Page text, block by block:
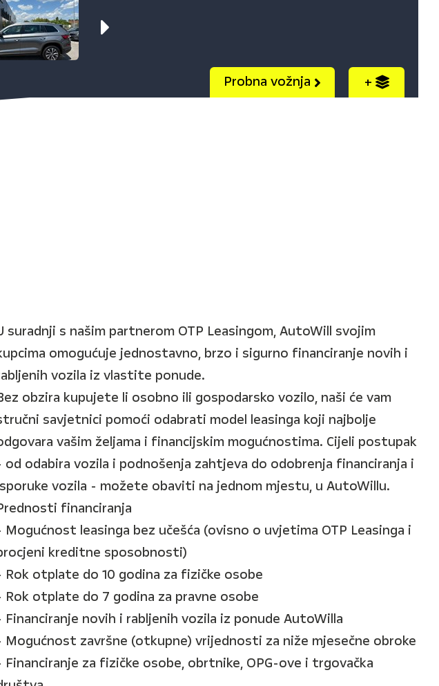
Probna vožnja +
suradnji s našim partnerom OTP Leasingom, AutoWill svojim
omogućuje jednostavno, brzo i sigurno financiranje novih i
vozila iz vlastite ponude.
obzira kupujete li osobno ili gospodarsko vozilo, naši će vam
savjetnici pomoći odabrati model leasinga koji najbolje
vašim željama i financijskim mogućnostima. Cijeli postupak
od odabira vozila i podnošenja zahtjeva do odobrenja financiranja i
vozila - možete obaviti na jednom mjestu, u AutoWillu.
financiranja
Mogućnost leasinga bez učešća (ovisno o uvjetima OTP Leasinga i
kreditne sposobnosti)
Rok otplate do 10 godina za fizičke osobe
Rok otplate do 7 godina za pravne osobe
Financiranje novih i rabljenih vozila iz ponude AutoWilla
Mogućnost završne (otkupne) vrijednosti za niže mjesečne obroke
Financiranje za fizičke osobe, obrtnike, OPG-ove i trgovačka